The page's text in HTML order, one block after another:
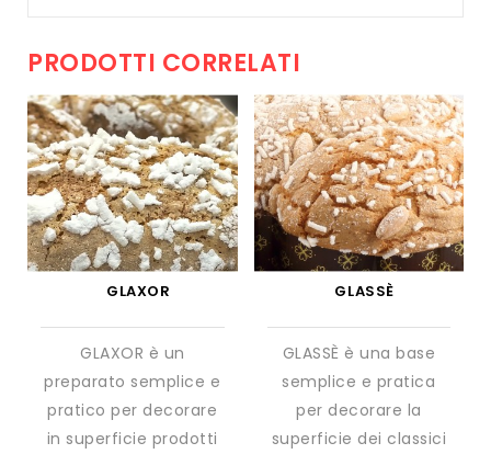
PRODOTTI CORRELATI
GLAXOR
GLAXOR è un
preparato semplice e
pratico per decorare
in superficie prodotti
GLASSÈ
GLASSÈ è una base
semplice e pratica
per decorare la
superficie dei classici